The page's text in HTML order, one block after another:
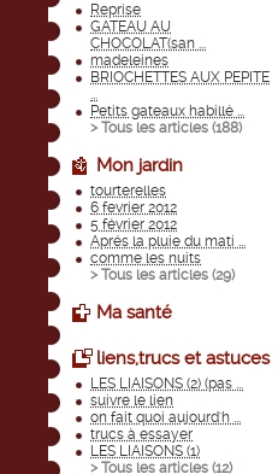
Reprise
GATEAU AU
CHOCOLAT(san ...
madeleines
BRIOCHETTES AUX PEPITE
...
Petits gateaux habillé ...
> Tous les articles (188)
Mon jardin
tourterelles
6 fevrier 2012
5 février 2012
Aprés la pluie du mati ...
comme les nuits
> Tous les articles (29)
Ma santé
liens,trucs et astuces
LES LIAISONS (2) (pas ...
suivre le lien
on fait quoi aujourd'h ...
trucs à essayer
LES LIAISONS (1)
> Tous les articles (12)